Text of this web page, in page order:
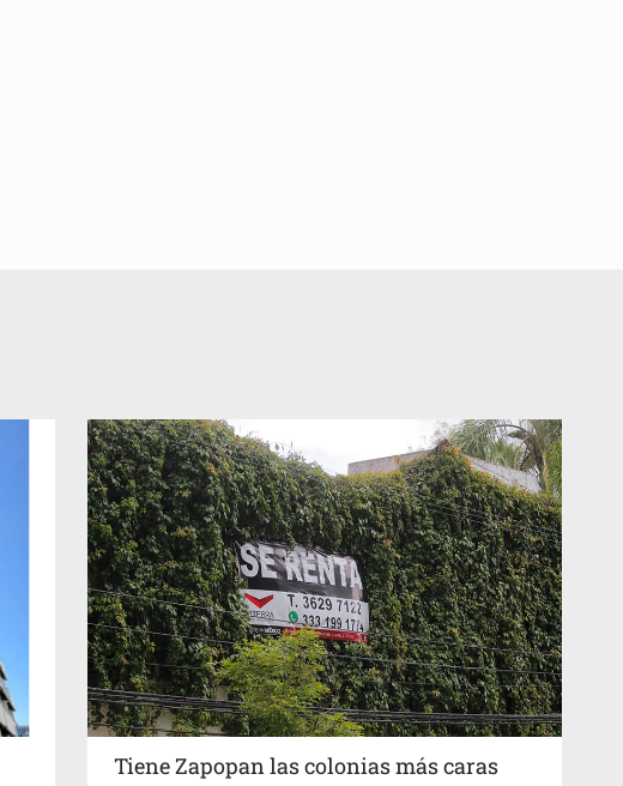
Tiene Zapopan las colonias más caras